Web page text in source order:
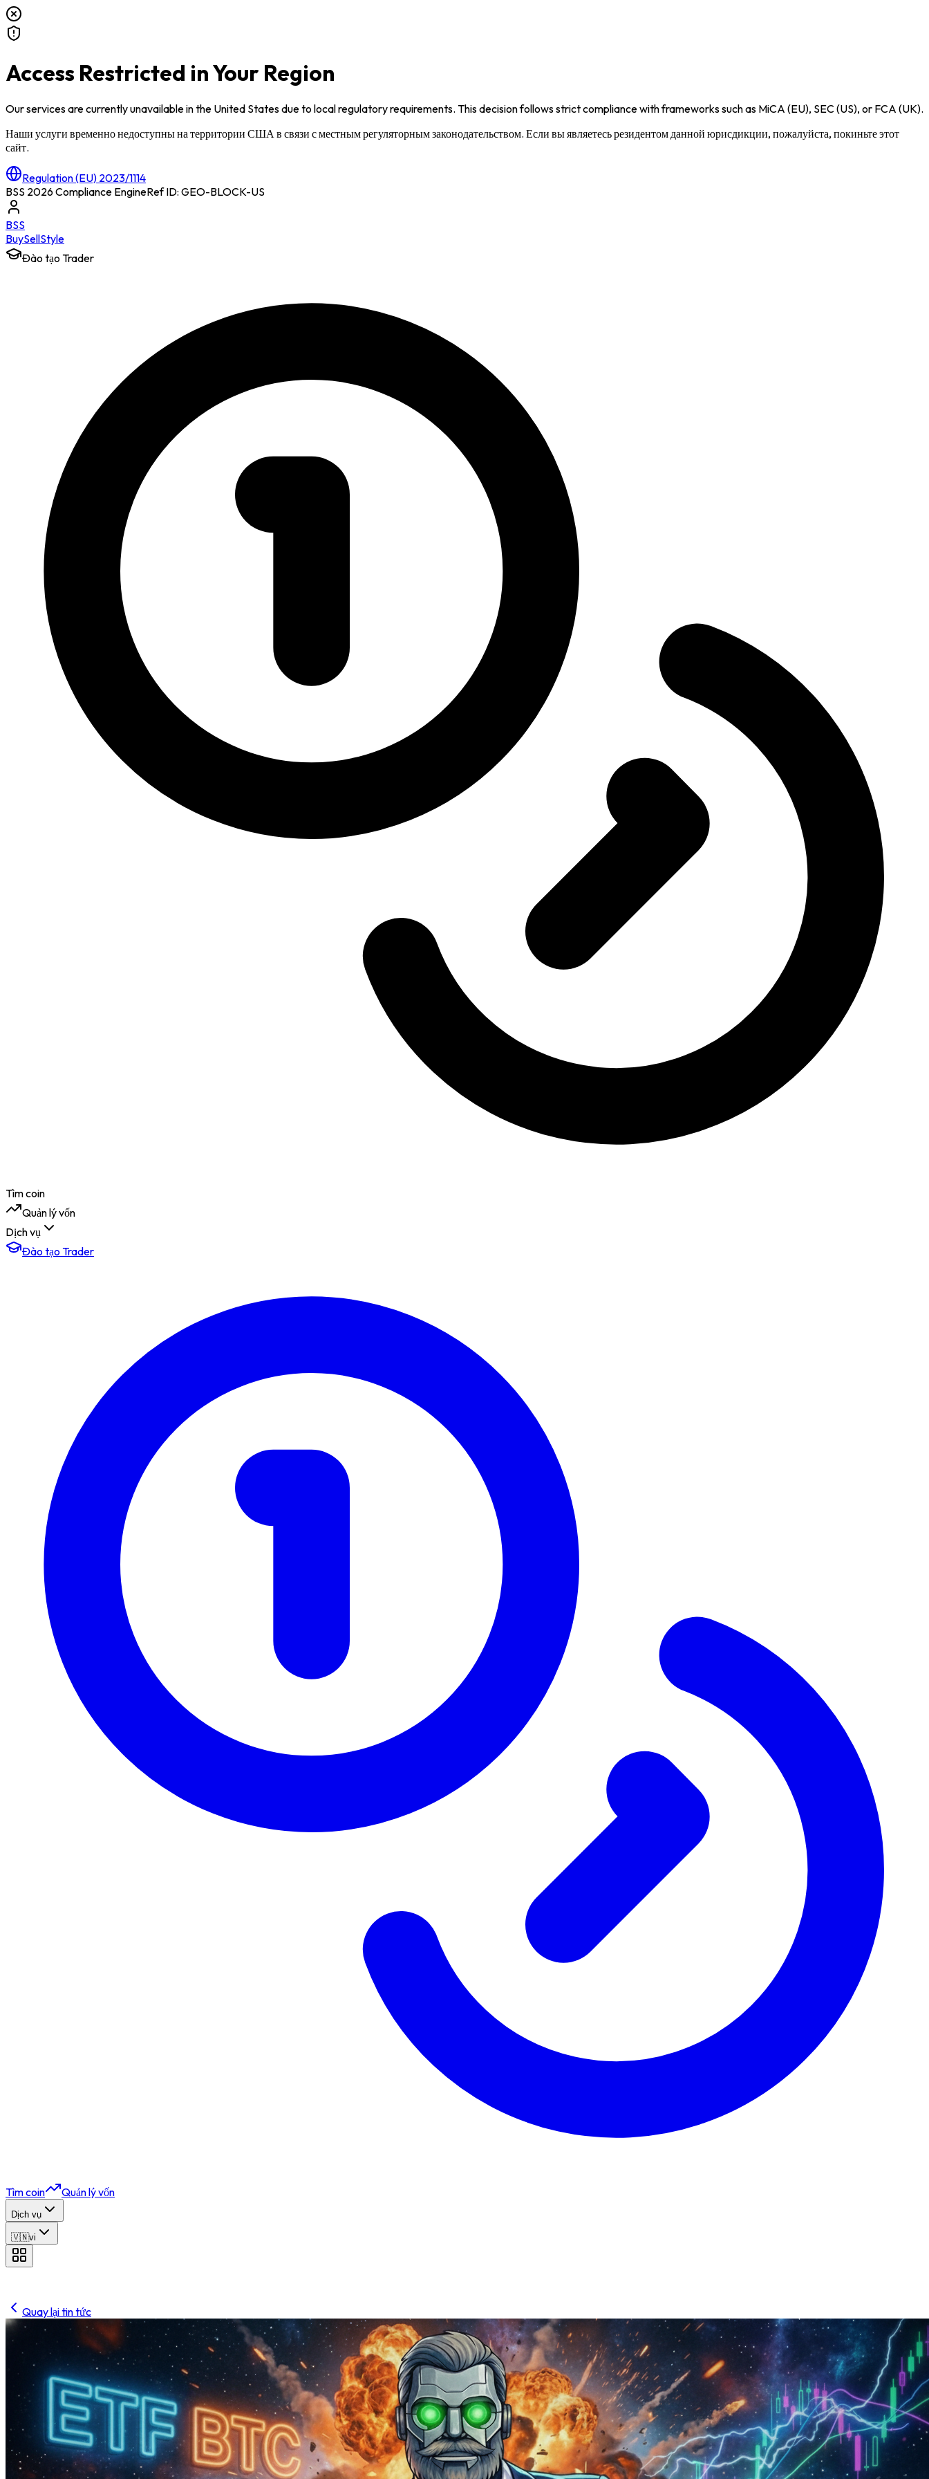
Access Restricted in Your Region
Our services are currently unavailable inthe United Statesdue to local regulatory requirements. This decision follows strict compliance with frameworks such as MiCA (EU), SEC (US), or FCA (UK).
Наши услуги временно недоступны на территории США в связи с местным регуляторным законодательством. Если вы являетесь резидентом данной юрисдикции, пожалуйста, покиньте этот
сайт.
Regulation (EU) 2023/1114
BSS 2026 Compliance EngineRef ID: GEO-BLOCK-US
BSS
BuySellStyle
Đào tạo Trader
Tìm coin
Quản lý vốn
Dịch vụ
Đào tạo Trader
Tìm coin Quản lý vốn
Dịch vụ
🇻🇳vi
Quay lại tin tức